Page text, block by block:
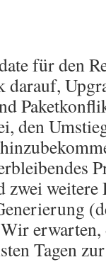
für den
darauf,
den
zwei weitere
Tagen